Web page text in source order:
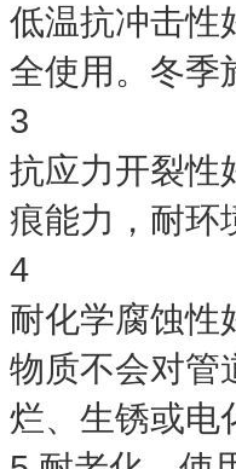
低温抗冲击性
全使用。冬季
3
抗应力开裂性
痕能力，耐环
4
耐化学腐蚀性
物质不会对管
烂、生锈或电